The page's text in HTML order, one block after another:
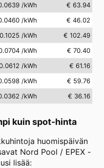
/kWh
€ 63.94
/kWh
€ 46.02
/kWh
€ 102.49
/kWh
€ 70.40
/kWh
€ 61.16
/kWh
€ 59.76
/kWh € 36.16
kuin spot-hinta
huomispäivän
Nord Pool / EPEX -
lisää: